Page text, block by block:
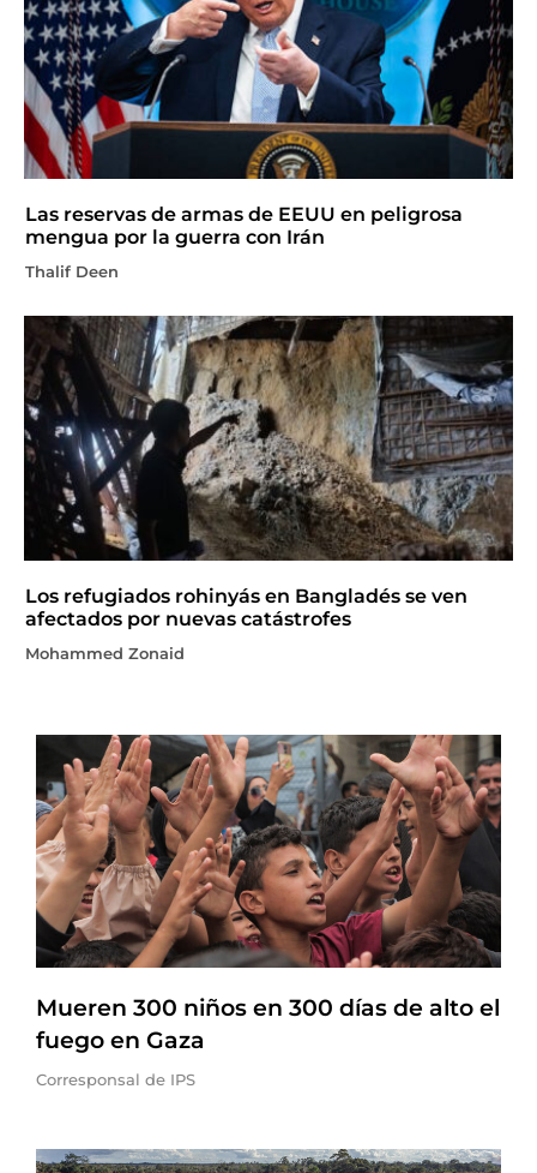
Las reservas de armas de EEUU en peligrosa
mengua por la guerra con Irán
Thalif Deen
Los refugiados rohinyás en Bangladés se ven
afectados por nuevas catástrofes
Mohammed Zonaid
Mueren 300 niños en 300 días de alto el
fuego en Gaza
Corresponsal de IPS